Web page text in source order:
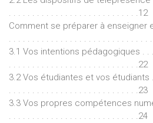
. . . . . . . . . . . . . . . . . . . . . . . . . . . .12
Comment se préparer à enseigner
. . . . . . . . . . . . . . . . . . . . . . . . . . . . . .
3.1 Vos intentions pédagogiques . .
. . . . . . . . . . . . . . . . . . . . . . . . . . . .22
3.2 Vos étudiantes et vos étudiants
. . . . . . . . . . . . . . . . . . . . . . . . . . . .23
3.3 Vos propres compétences
. . . . . . . . . . . . . . . . . . . . . . . . . . . .24